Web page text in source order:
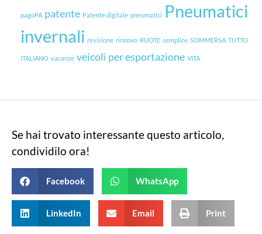
pagoPA patente Patente digitale pneumatici Pneumatici
invernali revisione rinnovo RUOTE semplice SOMMERSA TUTTO
ITALIANO vacanze veicoli per esportazione VITA
Se hai trovato interessante questo articolo,
condividilo ora!
Facebook WhatsApp
LinkedIn Email Print